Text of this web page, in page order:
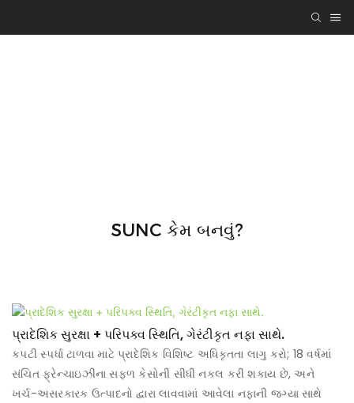
SUNC કેમ બનવું?
પ્રાદેશિક સુરક્ષા + પરિપક્વ સ્થિતિ, ગેરંટીકૃત નફા સાથે.
કપટી સ્પર્ધા ટાળવા માટે પ્રાદેશિક વિશિષ્ટ અધિકૃતતા લાગુ કરો; 18 વર્ષમાં
સંચિત ફ્રેન્ચાઇઝીના સફળ કેસોની સીધી નકલ કરી શકાય છે, અને
ખર્ચ-અસરકારક ઉત્પાદનો દ્વારા લાવવામાં આવેલા નફાની જગ્યા સાથે